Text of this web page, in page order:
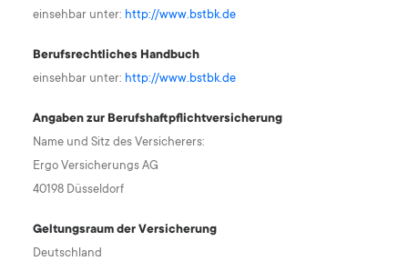
einsehbar unter: http://www.bstbk.de
Berufsrechtliches Handbuch
einsehbar unter: http://www.bstbk.de
Angaben zur Berufs­haftpflicht­versicherung
Name und Sitz des Versicherers:
Ergo Versicherungs AG
40198 Düsseldorf
Geltungsraum der Versicherung
Deutschland